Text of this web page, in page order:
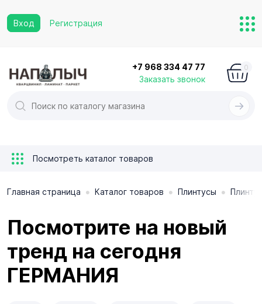
Вход Регистрация
+7 968 334 47 77
Заказать звонок
0
Посмотреть каталог товаров
Главная страница • Каталог товаров • Плинтусы •
Посмотрите на новый
тренд на сегодня
ГЕРМАНИЯ